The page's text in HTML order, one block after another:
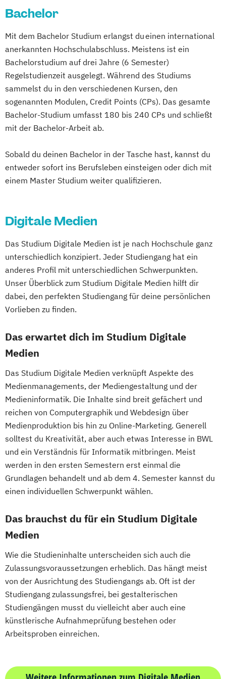
Bachelor
Mit dem Bachelor Studium erlangst du einen international
anerkannten Hochschulabschluss. Meistens ist ein
Bachelorstudium auf drei Jahre (6 Semester)
Regelstudienzeit ausgelegt. Während des Studiums
sammelst du in den verschiedenen Kursen, den
sogenannten Modulen, Credit Points (CPs). Das gesamte
Bachelor-Studium umfasst 180 bis 240 CPs und schließt
mit der Bachelor-Arbeit ab.
Sobald du deinen Bachelor in der Tasche hast, kannst du
entweder sofort ins Berufsleben einsteigen oder dich mit
einem Master Studium weiter qualifizieren.
Digitale Medien
Das Studium Digitale Medien ist je nach Hochschule ganz
unterschiedlich konzipiert. Jeder Studiengang hat ein
anderes Profil mit unterschiedlichen Schwerpunkten.
Unser Überblick zum Studium Digitale Medien hilft dir
dabei, den perfekten Studiengang für deine persönlichen
Vorlieben zu finden.
Das erwartet dich im Studium Digitale
Medien
Das Studium Digitale Medien verknüpft Aspekte des
Medienmanagements, der Mediengestaltung und der
Medieninformatik. Die Inhalte sind breit gefächert und
reichen von Computergraphik und Webdesign über
Medienproduktion bis hin zu Online-Marketing. Generell
solltest du Kreativität, aber auch etwas Interesse in BWL
und ein Verständnis für Informatik mitbringen. Meist
werden in den ersten Semestern erst einmal die
Grundlagen behandelt und ab dem 4. Semester kannst du
einen individuellen Schwerpunkt wählen.
Das brauchst du für ein Studium Digitale
Medien
Wie die Studieninhalte unterscheiden sich auch die
Zulassungsvoraussetzungen erheblich. Das hängt meist
von der Ausrichtung des Studiengangs ab. Oft ist der
Studiengang zulassungsfrei, bei gestalterischen
Studiengängen musst du vielleicht aber auch eine
künstlerische Aufnahmeprüfung bestehen oder
Arbeitsproben einreichen.